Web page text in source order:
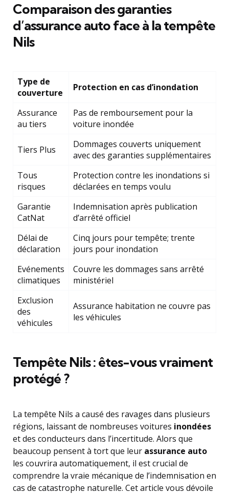
Comparaison des garanties
d’assurance auto face à la tempête
Nils
Type de
couverture
Protection en cas d’inondation
Assurance
au tiers
Pas de remboursement pour la
voiture inondée
Tiers Plus
Dommages couverts uniquement
avec des garanties supplémentaires
Tous
risques
Protection contre les inondations si
déclarées en temps voulu
Garantie
CatNat
Indemnisation après publication
d’arrêté officiel
Délai de
déclaration
Cinq jours pour tempête; trente
jours pour inondation
Evénements
climatiques
Couvre les dommages sans arrêté
ministériel
Exclusion
des
véhicules
Assurance habitation ne couvre pas
les véhicules
Tempête Nils : êtes-vous vraiment
protégé ?
La tempête Nils a causé des ravages dans plusieurs
régions, laissant de nombreuses voitures inondées
et des conducteurs dans l’incertitude. Alors que
beaucoup pensent à tort que leur assurance auto
les couvrira automatiquement, il est crucial de
comprendre la vraie mécanique de l’indemnisation en
cas de catastrophe naturelle. Cet article vous dévoile